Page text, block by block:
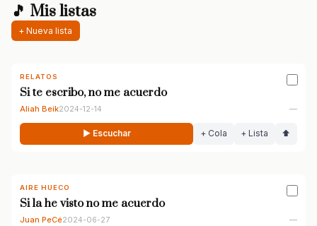
🎵 Mis listas
+ Nueva lista
RELATOS
Si te escribo, no me acuerdo
Aliah Beik2024-12-14 —
▶ Escuchar + Cola + Lista ⬆
AIRE HUECO
Si la he visto no me acuerdo
Juan PeCé2024-06-27 —